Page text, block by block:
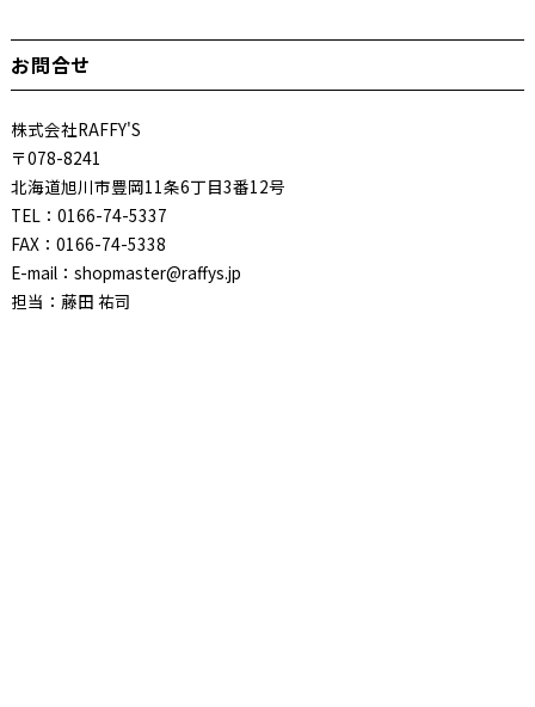
お問合せ
株式会社RAFFY'S
〒078-8241
北海道旭川市豊岡11条6丁目3番12号
TEL：0166-74-5337
FAX：0166-74-5338
E-mail：shopmaster@raffys.jp
担当：藤田 祐司